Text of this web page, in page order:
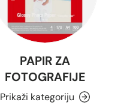
PAPIR ZA
FOTOGRAFIJE
Prikaži kategoriju